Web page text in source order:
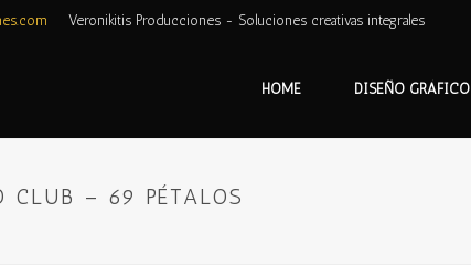
Veronikitis Producciones - Soluciones creativas integrales
HOME DISEÑO GRÁFICO
CLUB – 69 PÉTALOS